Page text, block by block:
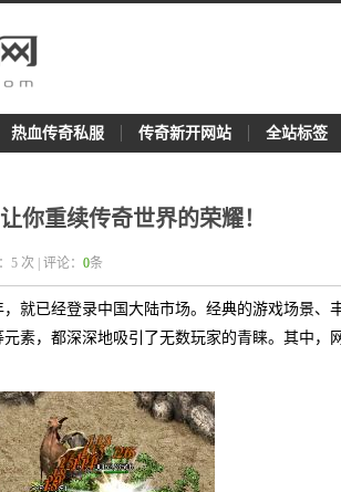
热血传奇私服 传奇新开网站 全站标签
你重续传奇世界的荣耀！
5 次 | 评论： 0条
就已经登录中国大陆市场。经典的游戏场景、
素，都深深地吸引了无数玩家的青睐。其中，